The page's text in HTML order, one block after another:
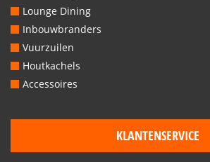
Lounge Dining
Inbouwbranders
Vuurzuilen
Houtkachels
Accessoires
KLANTENSERVICE